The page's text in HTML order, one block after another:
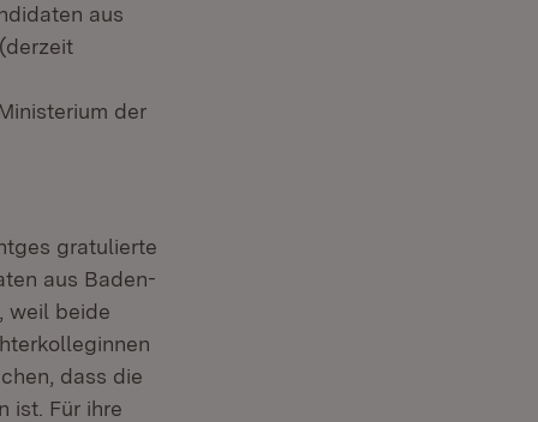
aus
der
gratulierte
aus Baden-
weil beide
dass die
ist. Für ihre